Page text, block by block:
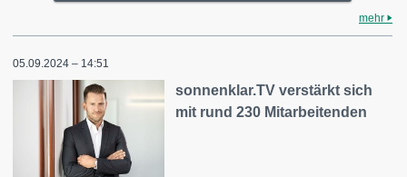
mehr
05.09.2024 – 14:51
sonnenklar.TV verstärkt sich
mit rund 230 Mitarbeitenden